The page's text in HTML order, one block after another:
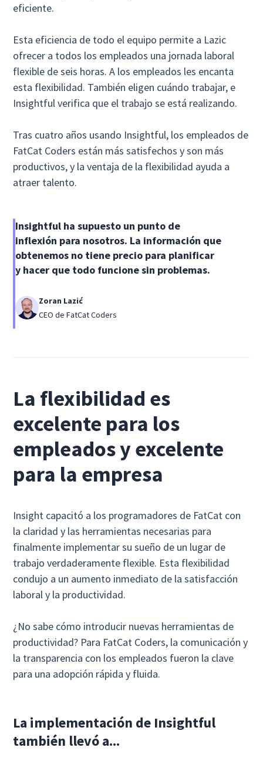
eficiente.
Esta eficiencia de todo el equipo permite a Lazic
ofrecer a todos los empleados una jornada laboral
flexible de seis horas. A los empleados les encanta
esta flexibilidad. También eligen cuándo trabajar, e
Insightful verifica que el trabajo se está realizando.
Tras cuatro años usando Insightful, los empleados de
FatCat Coders están más satisfechos y son más
productivos, y la ventaja de la flexibilidad ayuda a
atraer talento.
Insightful ha supuesto un punto de
inflexión para nosotros. La información que
obtenemos no tiene precio para planificar
y hacer que todo funcione sin problemas.
Zoran Lazić
CEO de FatCat Coders
La flexibilidad es
excelente para los
empleados y excelente
para la empresa
Insight capacitó a los programadores de FatCat con
la claridad y las herramientas necesarias para
finalmente implementar su sueño de un lugar de
trabajo verdaderamente flexible. Esta flexibilidad
condujo a un aumento inmediato de la satisfacción
laboral y la productividad.
¿No sabe cómo introducir nuevas herramientas de
productividad? Para FatCat Coders, la comunicación y
la transparencia con los empleados fueron la clave
para una adopción rápida y fluida.
La implementación de Insightful
también llevó a...